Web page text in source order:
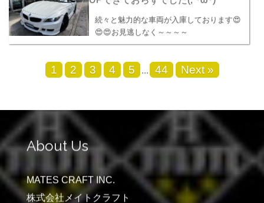
続々と魅力的な車両が入庫しております😍
😍😍お見逃しなく～～～～
1 2 3 4 5 ... 44 Next »
About Us
MATES CRAFT INC.
株式会社メイトクラフト